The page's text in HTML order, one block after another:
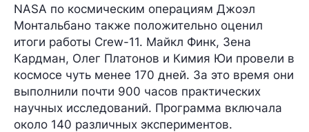
NASA по космическим операциям Джоэл
Монтальбано также положительно оценил
итоги работы Crew-11. Майкл Финк, Зена
Кардман, Олег Платонов и Кимия Юи провели в
космосе чуть менее 170 дней. За это время они
выполнили почти 900 часов практических
научных исследований. Программа включала
около 140 различных экспериментов.